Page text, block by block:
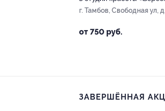
г. Тамбов, Свободная ул,
от 750 руб.
ЗАВЕРШЁННАЯ